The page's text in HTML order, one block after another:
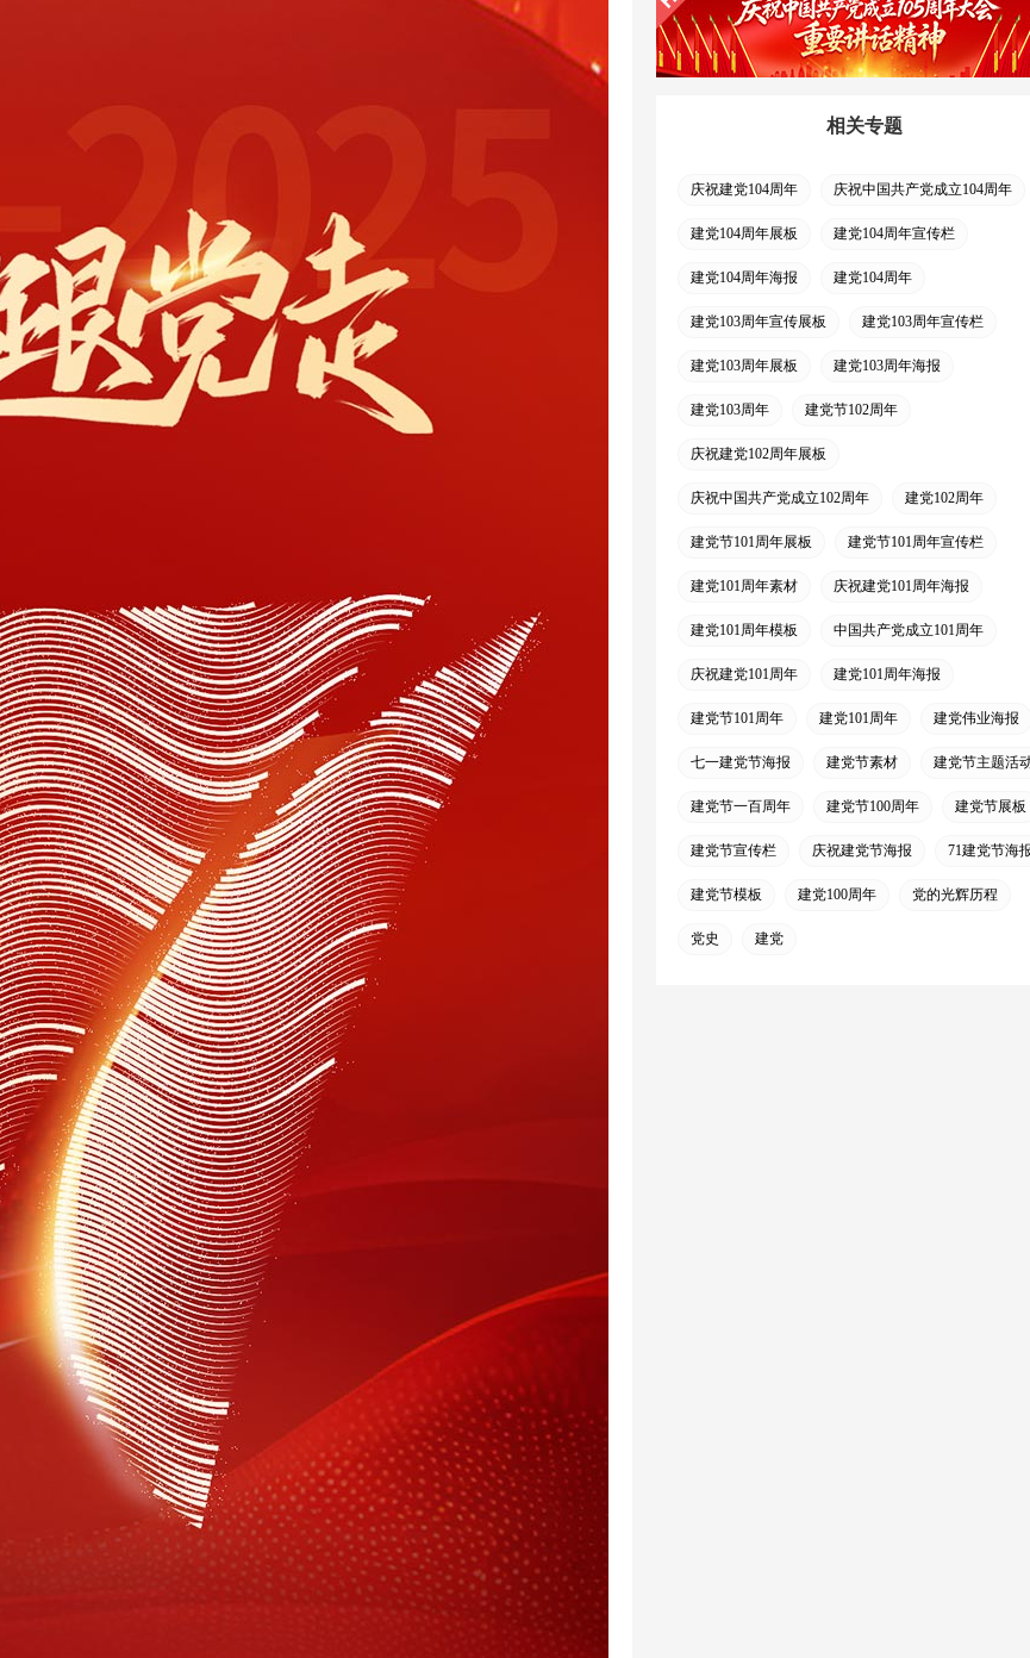
相关专题
庆祝建党104周年 庆祝中国共产党成立104周年
建党104周年展板 建党104周年宣传栏
建党104周年海报 建党104周年
建党103周年宣传展板 建党103周年宣传栏
建党103周年展板 建党103周年海报
建党103周年 建党节102周年
庆祝建党102周年展板
庆祝中国共产党成立102周年 建党102周年
建党节101周年展板 建党节101周年宣传栏
建党101周年素材 庆祝建党101周年海报
建党101周年模板 中国共产党成立101周年
庆祝建党101周年 建党101周年海报
建党节101周年 建党101周年 建党伟业海报
七一建党节海报 建党节素材 建党节主题活
建党节一百周年 建党节100周年 建党节展板
建党节宣传栏 庆祝建党节海报 71建党节海
建党节模板 建党100周年 党的光辉历程
党史 建党